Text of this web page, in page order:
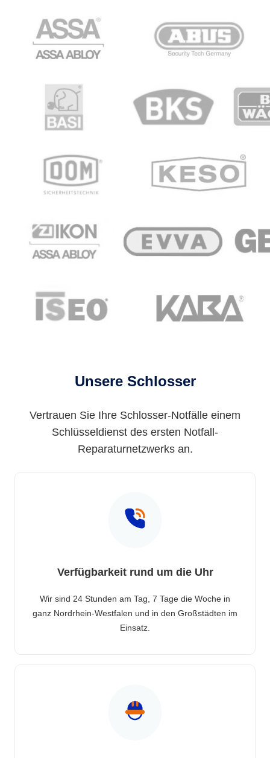
Unsere Schlosser
Vertrauen Sie Ihre Schlosser-Notfälle einem
Schlüsseldienst des ersten Notfall-
Reparaturnetzwerks an.
Verfügbarkeit rund um die Uhr
Wir sind 24 Stunden am Tag, 7 Tage die Woche in
ganz Nordrhein-Westfalen und in den Großstädten im
Einsatz.